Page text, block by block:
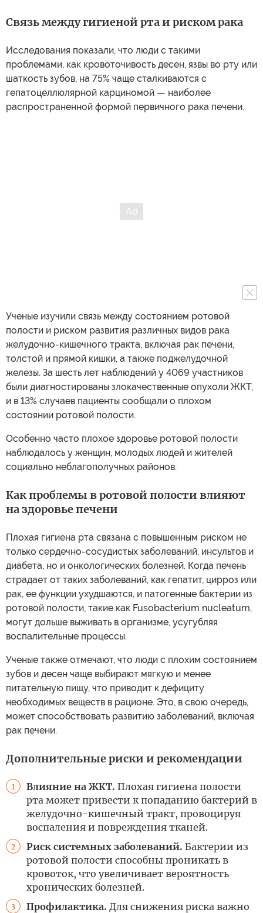
Связь между гигиеной рта и риском рака
Исследования показали, что люди с такими
проблемами, как кровоточивость десен, язвы во рту или
шаткость зубов, на 75% чаще сталкиваются с
гепатоцеллюлярной карциномой — наиболее
распространенной формой первичного рака печени.
Ученые изучили связь между состоянием ротовой
полости и риском развития различных видов рака
желудочно-кишечного тракта, включая рак печени,
толстой и прямой кишки, а также поджелудочной
железы. За шесть лет наблюдений у 4069 участников
были диагностированы злокачественные опухоли ЖКТ,
и в 13% случаев пациенты сообщали о плохом
состоянии ротовой полости.
Особенно часто плохое здоровье ротовой полости
наблюдалось у женщин, молодых людей и жителей
социально неблагополучных районов.
Как проблемы в ротовой полости влияют
на здоровье печени
Плохая гигиена рта связана с повышенным риском не
только сердечно-сосудистых заболеваний, инсультов и
диабета, но и онкологических болезней. Когда печень
страдает от таких заболеваний, как гепатит, цирроз или
рак, ее функции ухудшаются, и патогенные бактерии из
ротовой полости, такие как Fusobacterium nucleatum,
могут дольше выживать в организме, усугубляя
воспалительные процессы.
Ученые также отмечают, что люди с плохим состоянием
зубов и десен чаще выбирают мягкую и менее
питательную пищу, что приводит к дефициту
необходимых веществ в рационе. Это, в свою очередь,
может способствовать развитию заболеваний, включая
рак печени.
Дополнительные риски и рекомендации
1 Влияние на ЖКТ. Плохая гигиена полости
рта может привести к попаданию бактерий в
желудочно-кишечный тракт, провоцируя
воспаления и повреждения тканей.
2 Риск системных заболеваний. Бактерии из
ротовой полости способны проникать в
кровоток, что увеличивает вероятность
хронических болезней.
3 Профилактика. Для снижения риска важно